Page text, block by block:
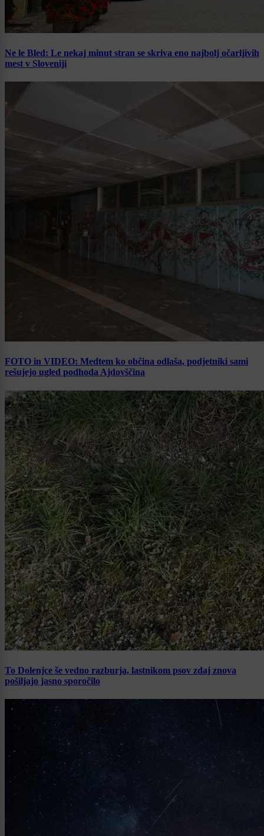
Ne le Bled: Le nekaj minut stran se skriva eno najbolj očarljivih
mest v Sloveniji
FOTO in VIDEO: Medtem ko občina odlaša, podjetniki sami
rešujejo ugled podhoda Ajdovščina
To Dolenjce še vedno razburja, lastnikom psov zdaj znova
pošiljajo jasno sporočilo